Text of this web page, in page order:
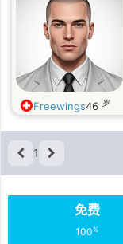
Freewings46 岁
1
免费
100%